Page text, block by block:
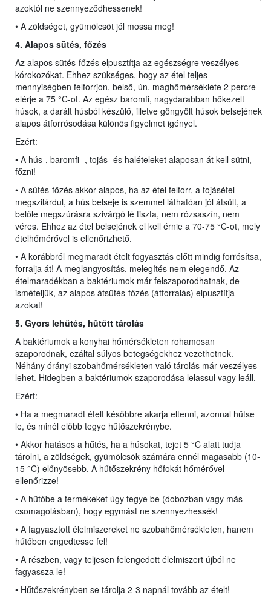
azoktól ne szennyeződhessenek!
• A zöldséget, gyümölcsöt jól mossa meg!
4. Alapos sütés, főzés
Az alapos sütés-főzés elpusztítja az egészségre veszélyes
kórokozókat. Ehhez szükséges, hogy az étel teljes
mennyiségben felforrjon, belső, ún. maghőmérséklete 2 percre
elérje a 75 °C-ot. Az egész baromfi, nagydarabban hőkezelt
húsok, a darált húsból készülő, illetve göngyölt húsok belsejének
alapos átforrósodása különös figyelmet igényel.
Ezért:
• A hús-, baromfi -, tojás- és halételeket alaposan át kell sütni,
főzni!
• A sütés-főzés akkor alapos, ha az étel felforr, a tojásétel
megszilárdul, a hús belseje is szemmel láthatóan jól átsült, a
belőle megszúrásra szivárgó lé tiszta, nem rózsaszín, nem
véres. Ehhez az étel belsejének el kell érnie a 70-75 °C-ot, mely
ételhőmérővel is ellenőrizhető.
• A korábbról megmaradt ételt fogyasztás előtt mindig forrósítsa,
forralja át! A meglangyosítás, melegítés nem elegendő. Az
ételmaradékban a baktériumok már felszaporodhatnak, de
ismételjük, az alapos átsütés-főzés (átforralás) elpusztítja
azokat!
5. Gyors lehűtés, hűtött tárolás
A baktériumok a konyhai hőmérsékleten rohamosan
szaporodnak, ezáltal súlyos betegségekhez vezethetnek.
Néhány órányi szobahőmérsékleten való tárolás már veszélyes
lehet. Hidegben a baktériumok szaporodása lelassul vagy leáll.
Ezért:
• Ha a megmaradt ételt későbbre akarja eltenni, azonnal hűtse
le, és minél előbb tegye hűtőszekrénybe.
• Akkor hatásos a hűtés, ha a húsokat, tejet 5 °C alatt tudja
tárolni, a zöldségek, gyümölcsök számára ennél magasabb (10-
15 °C) előnyösebb. A hűtőszekrény hőfokát hőmérővel
ellenőrizze!
• A hűtőbe a termékeket úgy tegye be (dobozban vagy más
csomagolásban), hogy egymást ne szennyezhessék!
• A fagyasztott élelmiszereket ne szobahőmérsékleten, hanem
hűtőben engedtesse fel!
• A részben, vagy teljesen felengedett élelmiszert újból ne
fagyassza le!
• Hűtőszekrényben se tárolja 2-3 napnál tovább az ételt!